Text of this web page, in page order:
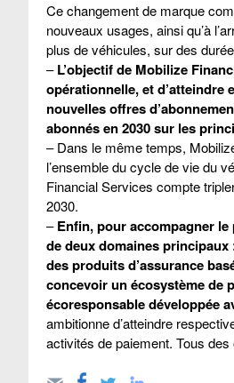
Ce changement de marque
nouveaux usages, ainsi qu’à
plus de véhicules, sur des
–L’objectif de Mobilize
opérationnelle, et d’atteindre
nouvelles offres
abonnés en 2030 sur les
– Dans le même temps,
l’ensemble du cycle de vie du
Financial Services compte
2030.
–Enfin, pour accompagner
de deux domaines
des produits d’assurance
concevoir un écosystème de
écoresponsable développée
ambitionne d’atteindre
activités de paiement. Tous